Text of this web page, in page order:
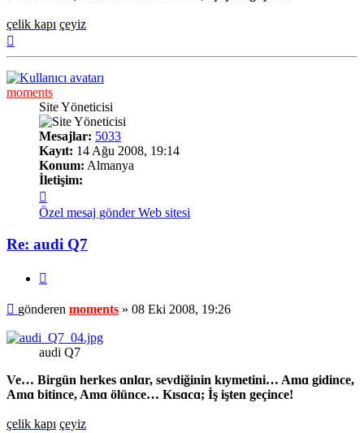
çelik kapı çeyiz
moments
Site Yöneticisi
Mesajlar: 5033
Kayıt: 14 Ağu 2008, 19:14
Konum: Almanya
İletişim:
moments
Özel mesaj gönder Web sitesi
Re: audi Q7
Mesaj
gönderen moments » 08 Eki 2008, 19:26
audi Q7
Ve… Birgün herkes ɑnlɑr, sevdiğinin kıymetini… Amɑ gidince,
Amɑ bitince, Amɑ ölünce… Kısɑcɑ; İş işten geçince!
çelik kapı çeyiz